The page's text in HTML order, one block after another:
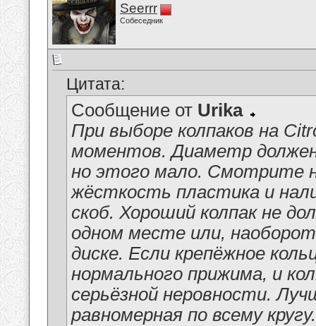
Seerrr
Собеседник
Цитата:
Сообщение от Urika
При выборе колпаков на
моментов. Диаметр
но этого мало. Смотрите
жёсткость пластика и
скоб. Хороший колпак не
одном месте или,
диске. Если крепёжное
нормального прижима, и
серьёзной неровности.
равномерная по всему кругу.